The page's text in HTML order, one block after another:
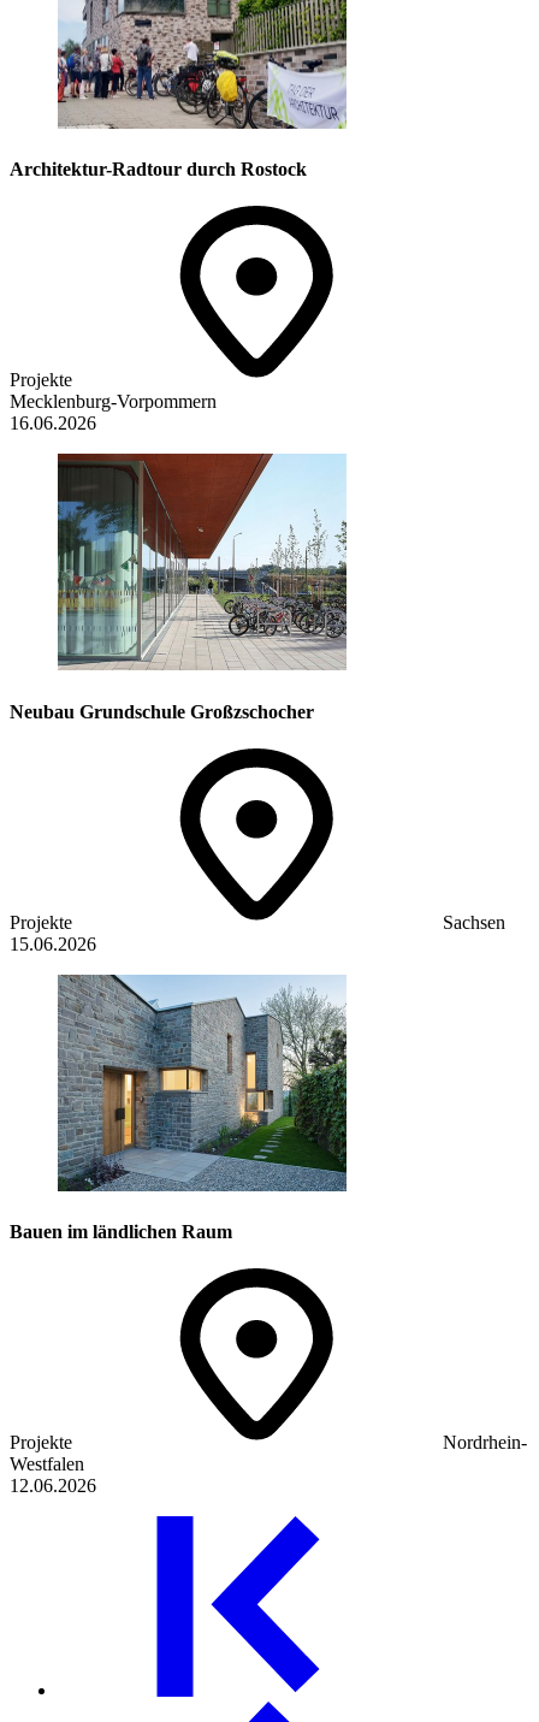
Architektur-Radtour durch Rostock
Projekte
Mecklenburg-Vorpommern
16.06.2026
Neubau Grundschule Großzschocher
Projekte
Sachsen
15.06.2026
Bauen im ländlichen Raum
Projekte
Nordrhein-
Westfalen
12.06.2026